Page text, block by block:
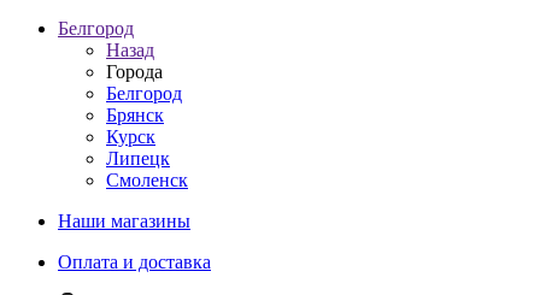
Белгород
Назад
Города
Белгород
Брянск
Курск
Липецк
Смоленск
Наши магазины
Оплата и доставка